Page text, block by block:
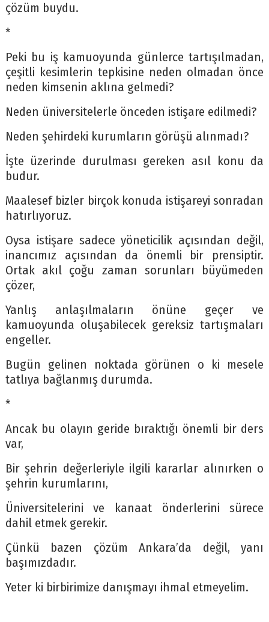
çözüm buydu.
*
Peki bu iş kamuoyunda günlerce tartışılmadan,
çeşitli kesimlerin tepkisine neden olmadan önce
neden kimsenin aklına gelmedi?
Neden üniversitelerle önceden istişare edilmedi?
Neden şehirdeki kurumların görüşü alınmadı?
İşte üzerinde durulması gereken asıl konu da
budur.
Maalesef bizler birçok konuda istişareyi sonradan
hatırlıyoruz.
Oysa istişare sadece yöneticilik açısından değil,
inancımız açısından da önemli bir prensiptir.
Ortak akıl çoğu zaman sorunları büyümeden
çözer,
Yanlış anlaşılmaların önüne geçer ve
kamuoyunda oluşabilecek gereksiz tartışmaları
engeller.
Bugün gelinen noktada görünen o ki mesele
tatlıya bağlanmış durumda.
*
Ancak bu olayın geride bıraktığı önemli bir ders
var,
Bir şehrin değerleriyle ilgili kararlar alınırken o
şehrin kurumlarını,
Üniversitelerini ve kanaat önderlerini sürece
dahil etmek gerekir.
Çünkü bazen çözüm Ankara’da değil, yanı
başımızdadır.
Yeter ki birbirimize danışmayı ihmal etmeyelim.